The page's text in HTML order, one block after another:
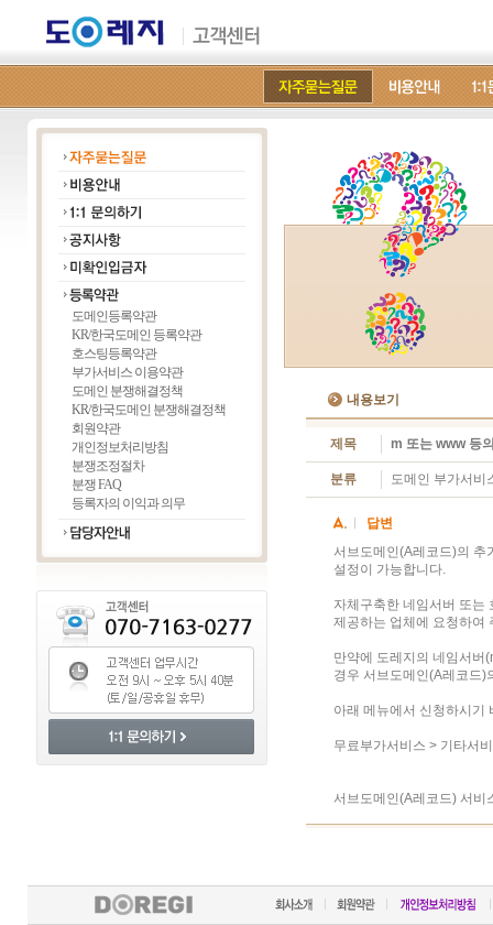
도메인등록약관
KR/한국도메인 등록약관
호스팅등록약관
부가서비스 이용약관
도메인 분쟁해결정책
KR/한국도메인 분쟁해결정책
회원약관
개인정보처리방침
분쟁조정절차
분쟁 FAQ
등록자의 이익과 의무
내용보기
제목 m 또는 www 등
분류 도메인 부가서비
답변
서브도메인(A레코드)의 추
설정이 가능합니다.
자체구축한 네임서버 또는
제공하는 업체에 요청하여
만약에 도레지의 네임서
경우 서브도메인(A레코드)
아래 메뉴에서 신청하시기
무료부가서비스 > 기타서
서브도메인(A레코드) 서비